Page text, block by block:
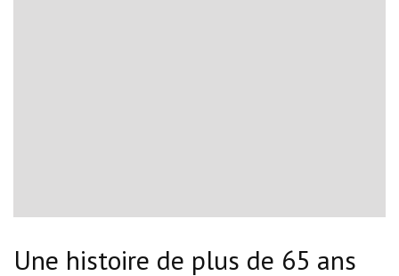
Une histoire de plus de 65 ans